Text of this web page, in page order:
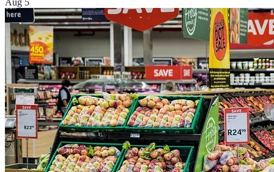
Aug 5